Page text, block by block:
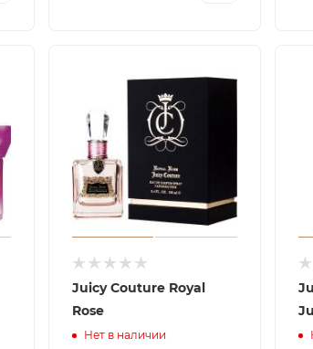
Juicy Couture Royal
Rose
Нет в наличии